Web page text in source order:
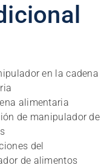
en la cadena
alimentaria
de manipulador de
del
de alimentos